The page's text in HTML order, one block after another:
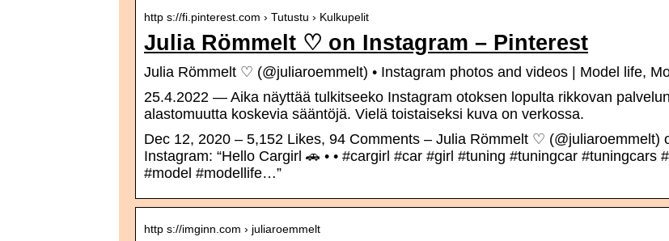
http s://fi.pinterest.com › Tutustu › Kulkupelit
Julia Römmelt ♡ on Instagram – Pinterest
Julia Römmelt ♡ (@juliaroemmelt) • Instagram photos and videos | Model life,
25.4.2022 — Aika näyttää tulkitseeko Instagram otoksen lopulta rikkovan palvelun
alastomuutta koskevia sääntöjä. Vielä toistaiseksi kuva on verkossa.
Dec 12, 2020 – 5,152 Likes, 94 Comments – Julia Römmelt ♡ (@juliaroemmelt)
Instagram: “Hello Cargirl 🚗 • • #cargirl #car #girl #tuning #tuningcar #tuningcars
#model #modellife…”
http s://imginn.com › juliaroemmelt